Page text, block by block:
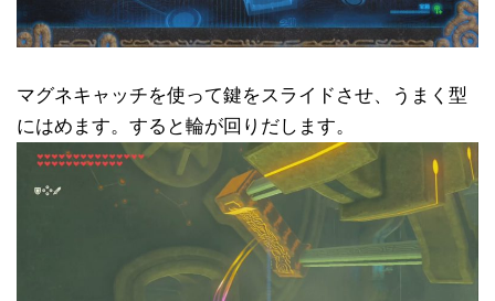
マグネキャッチを使って鍵をスライドさせ、うまく型
にはめます。すると輪が回りだします。